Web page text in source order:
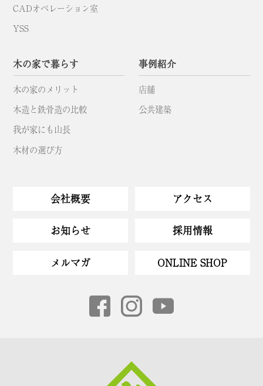
CADオペレーション室
YSS
木の家で暮らす
木の家のメリット
木造と鉄骨造の比較
我が家にも山長
木材の選び方
事例紹介
店舗
公共建築
会社概要 アクセス
お知らせ 採用情報
メルマガ ONLINE SHOP